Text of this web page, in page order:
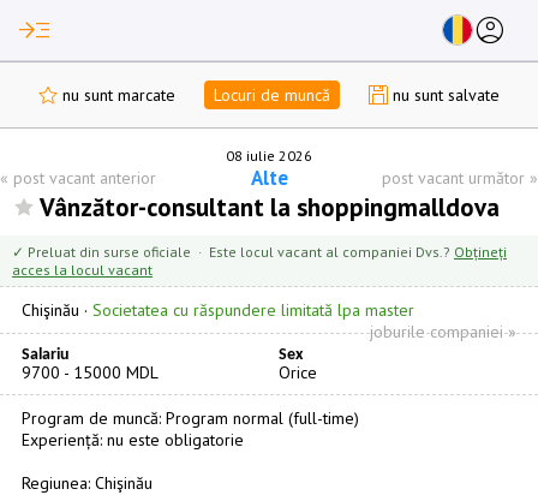
read_more account_circle
nu sunt marcate Locuri de muncă nu sunt salvate
08 iulie 2026
« post vacant anterior Alte post vacant următor »
Vânzător-consultant la shoppingmalldova
✓ Preluat din surse oficiale · Este locul vacant al companiei Dvs.? Obțineți
acces la locul vacant
Chişinău · Societatea cu răspundere limitată lpa master
joburile companiei »
Salariu Sex
9700 - 15000 MDL Orice
Program de muncă: Program normal (full-time)
Experiență: nu este obligatorie
Regiunea: Chişinău